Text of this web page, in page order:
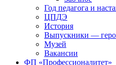
Год педагога и
ЦПДЭ
История
Выпускники —
Музей
Вакансии
ФП «Профессионалитет»